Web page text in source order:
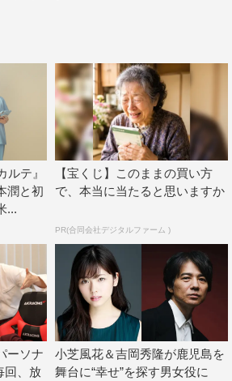
りつつあります。原作の良さを大切
マティックな幸の人生を爽快に描く
傳 金と銀』。12月からの放送を、
傳 金と銀』
1月（全8回）
～8時13分
NHKエンタープライズ）、柳川強
テ』
潤と初
...
【宝くじ】このままの買い方
で、本当に当たると思いますか
PR(合同会社デジタルファーム )
ーソナ
回、放
小芝風花＆吉岡秀隆が鹿児島を
舞台に“幸せ”を探す男女役に